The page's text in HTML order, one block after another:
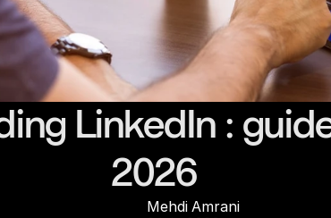
LinkedIn :
2026
Mehdi Amrani